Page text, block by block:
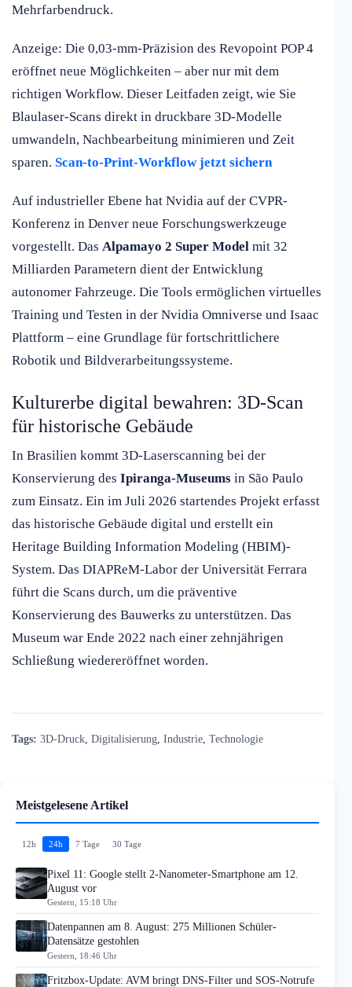
Mehrfarbendruck.
Anzeige: Die 0,03-mm-Präzision des Revopoint POP 4
eröffnet neue Möglichkeiten – aber nur mit dem
richtigen Workflow. Dieser Leitfaden zeigt, wie Sie
Blaulaser-Scans direkt in druckbare 3D-Modelle
umwandeln, Nachbearbeitung minimieren und Zeit
sparen. Scan-to-Print-Workflow jetzt sichern
Auf industrieller Ebene hat Nvidia auf der CVPR-
Konferenz in Denver neue Forschungswerkzeuge
vorgestellt. Das Alpamayo 2 Super Model mit 32
Milliarden Parametern dient der Entwicklung
autonomer Fahrzeuge. Die Tools ermöglichen virtuelles
Training und Testen in der Nvidia Omniverse und Isaac
Plattform – eine Grundlage für fortschrittlichere
Robotik und Bildverarbeitungssysteme.
Kulturerbe digital bewahren: 3D-Scan
für historische Gebäude
In Brasilien kommt 3D-Laserscanning bei der
Konservierung des Ipiranga-Museums in São Paulo
zum Einsatz. Ein im Juli 2026 startendes Projekt erfasst
das historische Gebäude digital und erstellt ein
Heritage Building Information Modeling (HBIM)-
System. Das DIAPReM-Labor der Universität Ferrara
führt die Scans durch, um die präventive
Konservierung des Bauwerks zu unterstützen. Das
Museum war Ende 2022 nach einer zehnjährigen
Schließung wiedereröffnet worden.
Tags: 3D-Druck Digitalisierung Industrie Technologie
Meistgelesene Artikel
12h 24h 7 Tage 30 Tage
Pixel 11: Google stellt 2-Nanometer-Smartphone am 12.
August vor
Gestern, 15:18 Uhr
Datenpannen am 8. August: 275 Millionen Schüler-
Datensätze gestohlen
Gestern, 18:46 Uhr
Fritzbox-Update: AVM bringt DNS-Filter und SOS-Notrufe